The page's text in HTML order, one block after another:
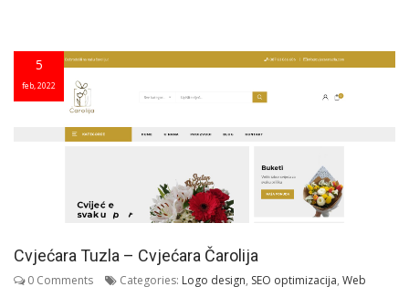
5
feb, 2022
Cvjećara Tuzla – Cvjećara Čarolija
0 Comments Categories: Logo design, SEO optimizacija, Web